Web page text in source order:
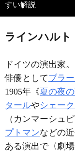
すい解説
ラインハルト
ドイツの演出家
俳優としてブラ
1905年《夏の夜
タールやシェー
（カンマーシュ
プトマンなどの
ある演出で〈劇